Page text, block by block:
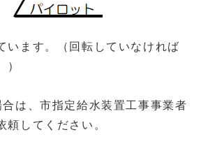
います。（回転していなければ
）
は、市指定給水装置工事事業者
頼してください。